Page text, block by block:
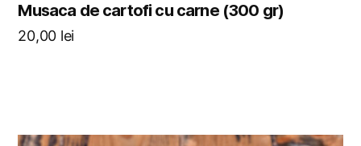
Musaca de cartofi cu carne (300 gr)
20,00 lei